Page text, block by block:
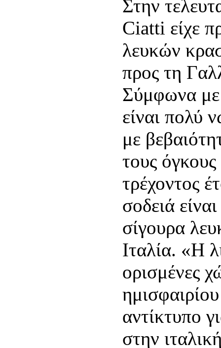
Στην
Ciatti είχε
λευκών
προς τη
Σύμφωνα
είναι πολύ
με
τους
τρέχοντος
σοδειά
σίγουρα
Ιταλία. «Η
ορισμένες
αντίκτυπο
στην